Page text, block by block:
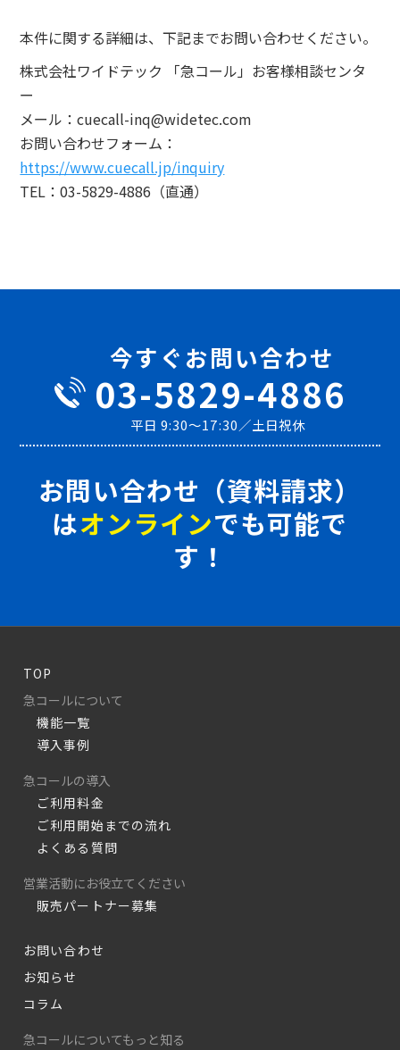
本件に関する詳細は、下記までお問い合わせください。
株式会社ワイドテック 「急コール」お客様相談センタ
ー
メール：cuecall-inq@widetec.com
お問い合わせフォーム：
https://www.cuecall.jp/inquiry
TEL：03-5829-4886（直通）
今すぐお問い合わせ
03-5829-4886
平日 9:30～17:30／土日祝休
お問い合わせ（資料請求）
はオンラインでも可能で
す！
TOP
急コールについて
機能一覧
導入事例
急コールの導入
ご利用料金
ご利用開始までの流れ
よくある質問
営業活動にお役立てください
販売パートナー募集
お問い合わせ
お知らせ
コラム
急コールについてもっと知る